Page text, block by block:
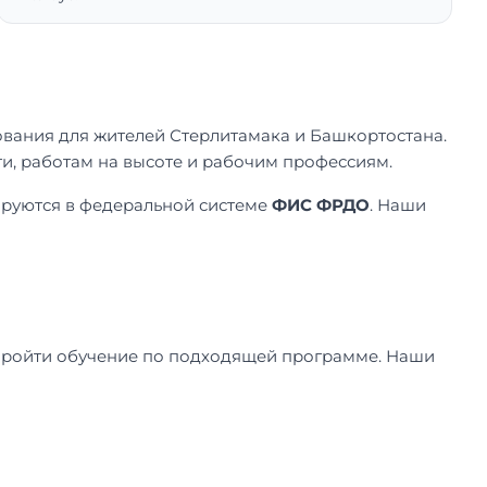
для жителей Стерлитамака и Башкортостана.
работам на высоте и рабочим профессиям.
в федеральной системе ФИС ФРДО. Наши
обучение по подходящей программе. Наши